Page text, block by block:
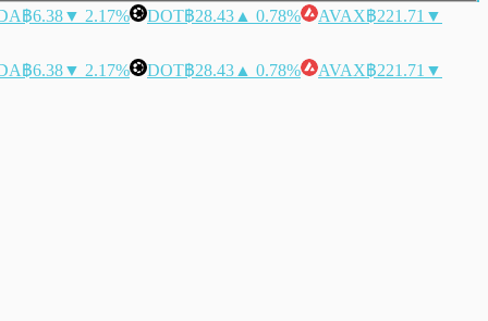
฿6.38▼ 2.17% DOT฿28.43 ▲ 0.78% AVAX฿221.71 ▼
฿6.38▼ 2.17% DOT฿28.43 ▲ 0.78% AVAX฿221.71 ▼